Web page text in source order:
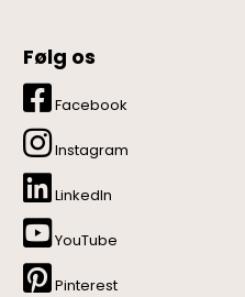
Følg os
Facebook
Instagram
LinkedIn
YouTube
Pinterest